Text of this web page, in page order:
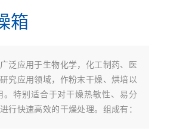
箱
泛应用于生物化学，化工制药、医
究应用领域，作粉末干燥、烘培以
特别适合于对干燥热敏性、易分
行快速高效的干燥处理。组成有：